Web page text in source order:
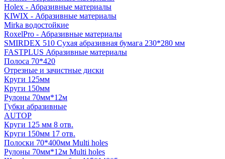
Holex - Абразивные материалы
KIWIX - Абразивные материалы
Mirka водостойкие
RoxelPro - Абразивные материалы
SMIRDEX 510 Сухая абразивная бумага 230*280 мм
FASTPLUS Абразивные материалы
Полоса 70*420
Отрезные и зачистные диски
Круги 125мм
Круги 150мм
Рулоны 70мм*12м
Губки абразивные
AUTOP
Круги 125 мм 8 отв.
Круги 150мм 17 отв.
Полоски 70*400мм Multi holes
Рулоны 70мм*12м Multi holes